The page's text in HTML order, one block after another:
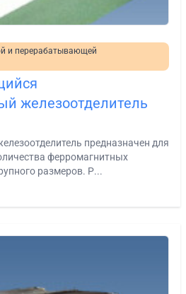
и перерабатывающей
железоотделитель
предназначен для
ферромагнитных
размеров. Р...